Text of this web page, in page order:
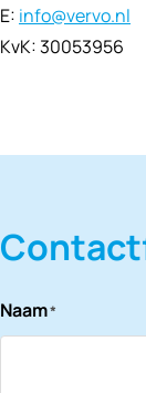
E: info@vervo.nl
KvK: 30053956
Naam*